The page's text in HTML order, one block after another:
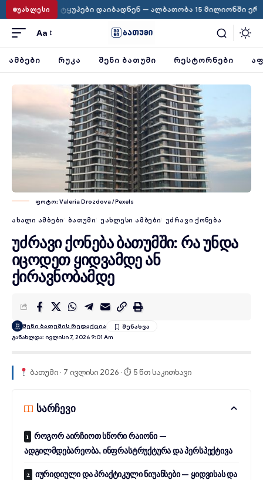
ᲣᲐᲮᲚᲔᲡᲘ
დაიბადნენ — ალბათობა 15 მილიონში ერთია ·
Aa
ᲐᲛᲑᲔᲑᲘ ᲠᲣᲙᲐ ᲨᲔᲜᲘ ᲑᲐᲗᲣᲛᲘ ᲠᲔᲡᲢᲝᲠᲜᲔᲑᲘ
ფოტო: Valeria Drozdova / Pexels
ᲐᲮᲐᲚᲘ ᲐᲛᲑᲔᲑᲘ ᲑᲐᲗᲣᲛᲘ ᲣᲐᲮᲚᲔᲡᲘ ᲐᲛᲑᲔᲑᲘ ᲣᲫᲠᲐᲕᲘ ᲥᲝᲜᲔᲑᲐ
უძრავი ქონება ბათუმში: რა უნდა
იცოდეთ ყიდვამდე ან
ქირავნობამდე
Განახლდა: Ივლისი 7, 2026 9:01 Am
შენი ბათუმის რედაქცია
ბათუმი · 7 ივლისი 2026 · ⏱ 5 წთ საკითხავი
სარჩევი
როგორ აირჩიოთ სწორი რაიონი —
ადგილმდებარეობა, ინფრასტრუქტურა და პერსპექტივა
იურიდიული და პრაქტიკული ნიუანსები — ყიდვისას და